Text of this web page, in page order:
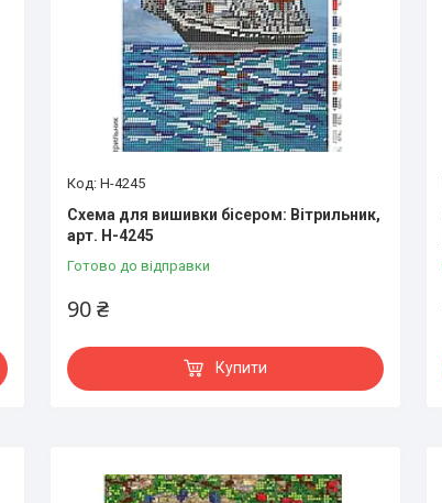
Н-4245
Схема для вишивки бісером: Вітрильник,
арт. Н-4245
Готово до відправки
90 ₴
Купити